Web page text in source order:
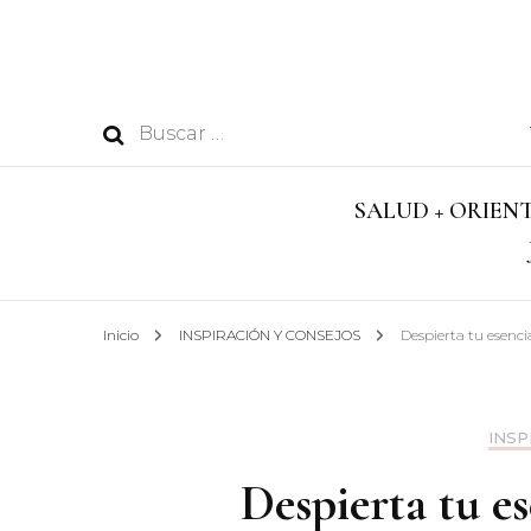
Buscar:
SALUD +
BIENESTAR
Inicio INSPIRACIÓN Y CONSEJOS Despierta tu
Despierta tu